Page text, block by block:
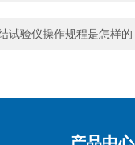
试验仪操作规程是怎样的